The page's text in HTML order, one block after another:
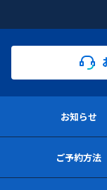
お知らせ
ご予約方法